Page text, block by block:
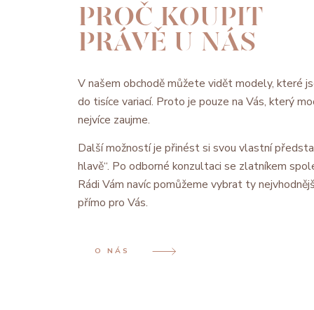
PROČ KOUPIT
PRÁVĚ U NÁS
V našem obchodě můžete vidět modely, které
do tisíce variací. Proto je pouze na Vás, který
nejvíce zaujme.
Další možností je přinést si svou vlastní
hlavě“. Po odborné konzultaci se zlatníkem
Rádi Vám navíc pomůžeme vybrat ty
přímo pro Vás.
O NÁS